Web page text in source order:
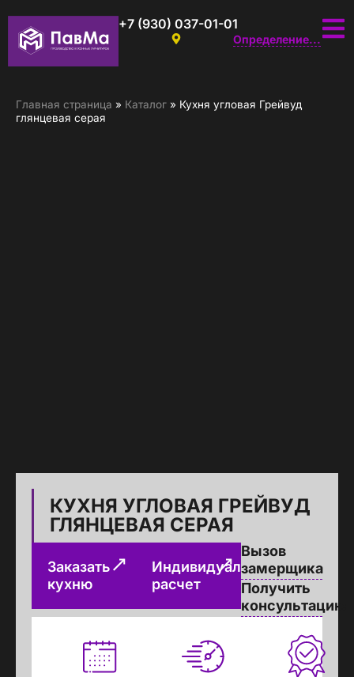
+7 (930) 037-01-01
Определение...
Главная страница » Каталог » Кухня угловая Грейвуд
глянцевая серая
КУХНЯ УГЛОВАЯ ГРЕЙВУД
ГЛЯНЦЕВАЯ СЕРАЯ
Заказать
кухню
Индивидуальный
расчет
Вызов
замерщика
Получить
консультацию